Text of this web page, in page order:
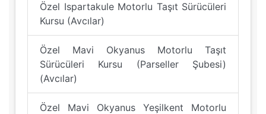
Özel Ispartakule Motorlu Taşıt Sürücüleri
Kursu (Avcılar)
Özel Mavi Okyanus Motorlu Taşıt
Sürücüleri Kursu (Parseller Şubesi)
(Avcılar)
Özel Mavi Okyanus Yeşilkent Motorlu